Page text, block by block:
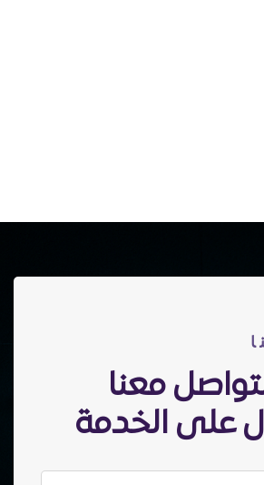
معنا
على الخدمة